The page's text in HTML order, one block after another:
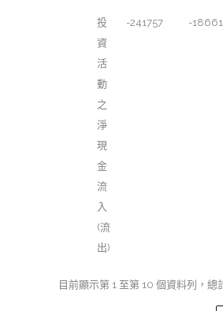
投
資
活
動
之
淨
現
金
流
入
(流
出)
-241757 -
目前顯示第 1 至第 10 個資料列，總